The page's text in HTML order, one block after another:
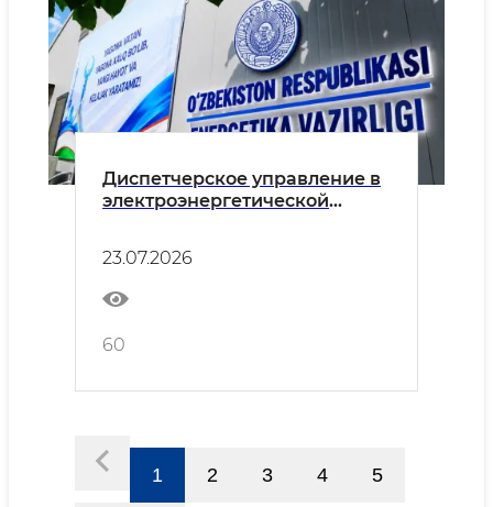
Диспетчерское управление в
электроэнергетической
23.07.2026
60
1 2 3 4 5